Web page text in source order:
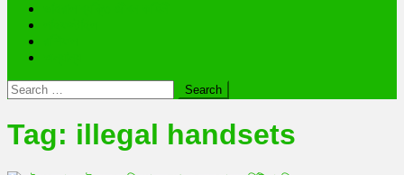
Search
for:
Tag: illegal handsets